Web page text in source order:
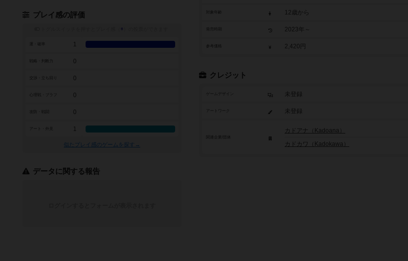
12歳から
2023年～
参考価格 2,420円
クレジット
ゲームデザイン 未登録
アートワーク 未登録
カドアナ（Kadoana）
カドカワ（Kadokawa）
プレイ感の評価
※
1
戦略・判断力 0
0
0
0
アート・外見 1
似たプレイ感のゲームを探す→
データに関する報告